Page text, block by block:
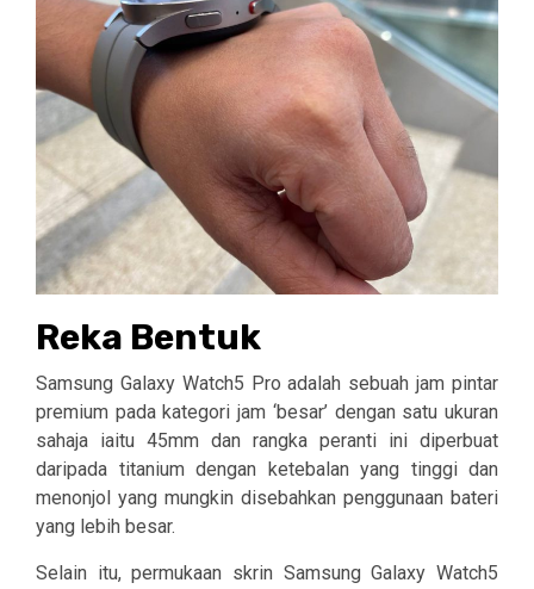
Reka Bentuk
Samsung Galaxy Watch5 Pro adalah sebuah jam pintar
premium pada kategori jam ‘besar’ dengan satu ukuran
sahaja iaitu 45mm dan rangka peranti ini diperbuat
daripada titanium dengan ketebalan yang tinggi dan
menonjol yang mungkin disebahkan penggunaan bateri
yang lebih besar.
Selain itu, permukaan skrin Samsung Galaxy Watch5